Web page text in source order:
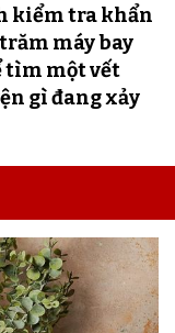
kiểm tra khẩn
máy bay
tìm một vết
gì đang xảy